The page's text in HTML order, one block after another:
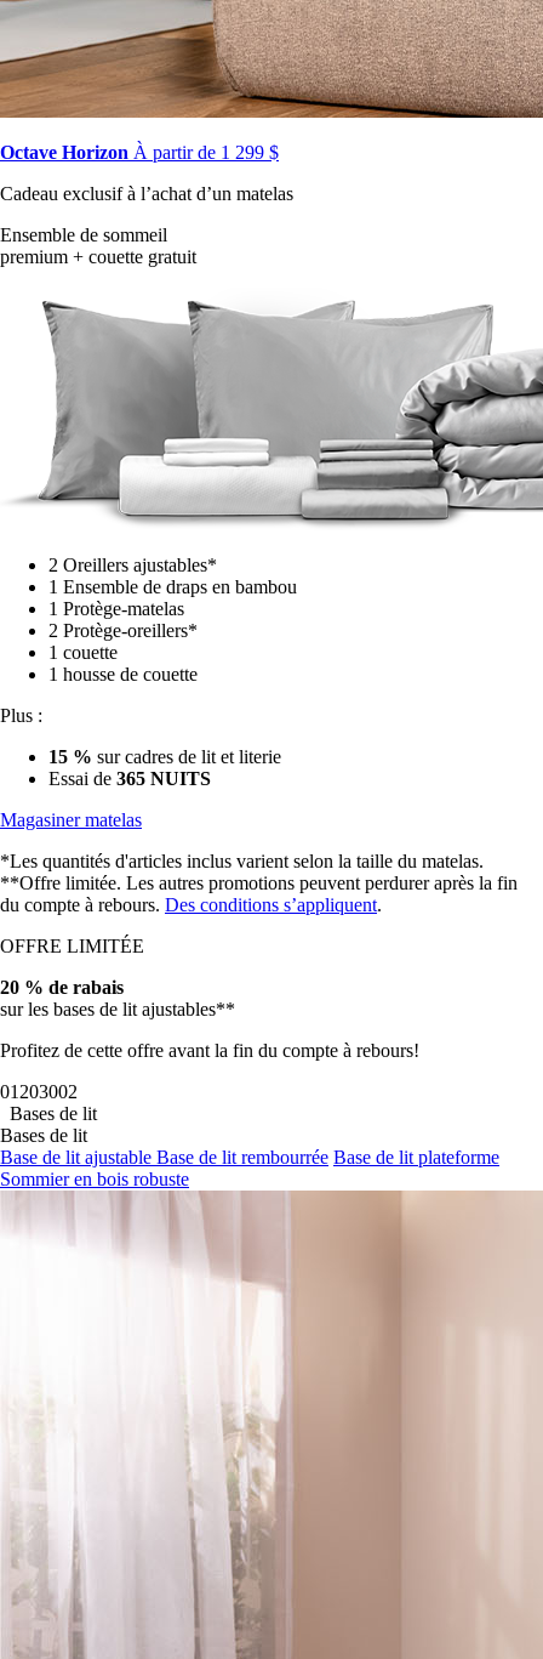
Octave Horizon À partir de 1 299 $
Cadeau exclusif à l’achat d’un matelas
Ensemble de sommeil
premium + couette gratuit
2 Oreillers ajustables*
1 Ensemble de draps en bambou
1 Protège-matelas
2 Protège-oreillers*
1 couette
1 housse de couette
Plus :
15 % sur cadres de lit et literie
Essai de 365 NUITS
Magasiner matelas
*Les quantités d'articles inclus varient selon la taille du matelas.
**Offre limitée. Les autres promotions peuvent perdurer après la fin
du compte à rebours. Des conditions s’appliquent.
OFFRE LIMITÉE
20 % de rabais
sur les bases de lit ajustables**
Profitez de cette offre avant la fin du compte à rebours!
01202959
Bases de lit
Bases de lit
Base de lit ajustable Base de lit rembourrée Base de lit plateforme
Sommier en bois robuste